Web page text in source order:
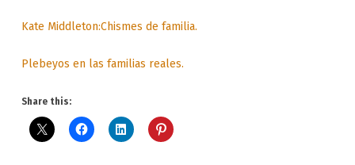
Kate Middleton:Chismes de familia.
Plebeyos en las familias reales.
Share this: